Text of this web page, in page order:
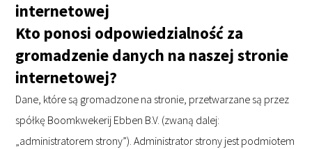
internetowej
Kto ponosi odpowiedzialność za
gromadzenie danych na naszej stronie
internetowej?
Dane, które są gromadzone na stronie, przetwarzane są przez
spółkę Boomkwekerij Ebben B.V. (zwaną dalej:
„administratorem strony”). Administrator strony jest podmiotem